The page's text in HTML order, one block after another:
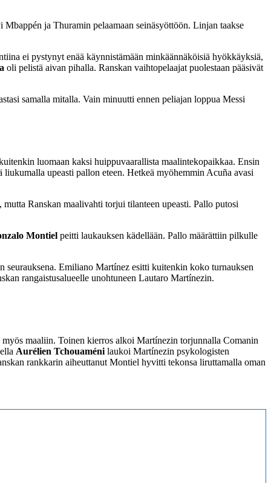
ja Thuramin pelaamaan seinäsyöttöön. Linjan taakse
ei pystynyt enää käynnistämään minkäännäköisiä hyökkäyksiä,
oli pelistä aivan pihalla. Ranskan vaihtopelaajat puolestaan pääsivät
samalla mitalla. Vain minuutti ennen peliajan loppua Messi
luomaan kaksi huippuvaarallista maalintekopaikkaa. Ensin
upeasti pallon eteen. Hetkeä myöhemmin Acuña avasi
Ranskan maalivahti torjui tilanteen upeasti. Pallo putosi
Montiel peitti laukauksen kädellään. Pallo määrättiin pilkulle
Emiliano Martínez esitti kuitenkin koko turnauksen
rangaistusalueelle unohtuneen Lautaro Martínezin.
maaliin. Toinen kierros alkoi Martínezin torjunnalla Comanin
Aurélien Tchouaméni laukoi Martínezin psykologisten
rankkarin aiheuttanut Montiel hyvitti tekonsa liruttamalla oman